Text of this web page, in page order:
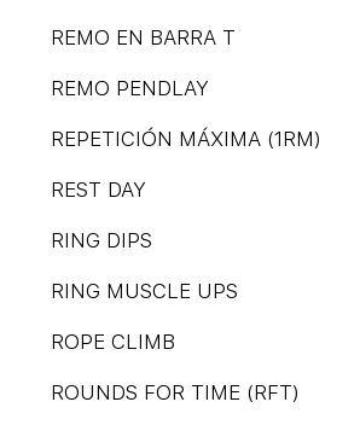
REMO EN BARRA T
REMO PENDLAY
REPETICIÓN MÁXIMA (1RM)
REST DAY
RING DIPS
RING MUSCLE UPS
ROPE CLIMB
ROUNDS FOR TIME (RFT)